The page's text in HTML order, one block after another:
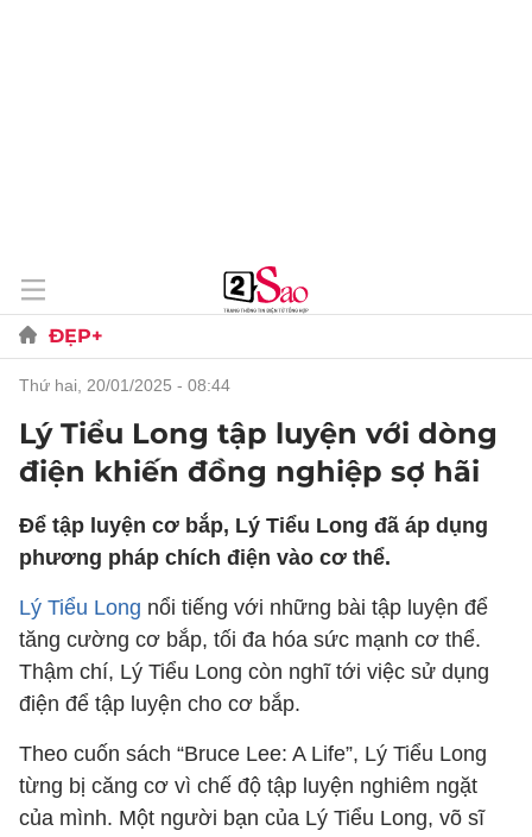
ĐẸP+
thứ hai, 20/01/2025 - 08:44
Lý Tiểu Long tập luyện với dòng
điện khiến đồng nghiệp sợ hãi
Để tập luyện cơ bắp, Lý Tiểu Long đã áp dụng
phương pháp chích điện vào cơ thể.
Lý Tiểu Long nổi tiếng với những bài tập luyện để
tăng cường cơ bắp, tối đa hóa sức mạnh cơ thể.
Thậm chí, Lý Tiểu Long còn nghĩ tới việc sử dụng
điện để tập luyện cho cơ bắp.
Theo cuốn sách “Bruce Lee: A Life”, Lý Tiểu Long
từng bị căng cơ vì chế độ tập luyện nghiêm ngặt
của mình. Một người bạn của Lý Tiểu Long, võ sĩ